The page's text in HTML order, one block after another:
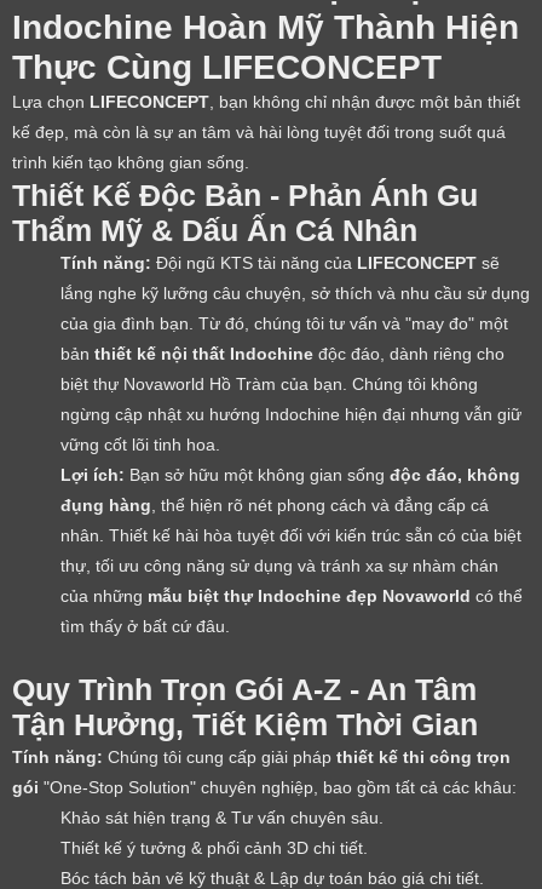
Indochine Hoàn Mỹ Thành Hiện
Thực Cùng LIFECONCEPT
Lựa chọn LIFECONCEPT , bạn không chỉ nhận được một bản thiết
kế đẹp, mà còn là sự an tâm và hài lòng tuyệt đối trong suốt quá
trình kiến tạo không gian sống.
Thiết Kế Độc Bản - Phản Ánh Gu
Thẩm Mỹ & Dấu Ấn Cá Nhân
Tính năng: Đội ngũ KTS tài năng của LIFECONCEPT sẽ
lắng nghe kỹ lưỡng câu chuyện, sở thích và nhu cầu sử dụng
của gia đình bạn. Từ đó, chúng tôi tư vấn và "may đo" một
bản thiết kế nội thất Indochine độc đáo, dành riêng cho
biệt thự Novaworld Hồ Tràm của bạn. Chúng tôi không
ngừng cập nhật xu hướng Indochine hiện đại nhưng vẫn giữ
vững cốt lõi tinh hoa.
Lợi ích: Bạn sở hữu một không gian sống độc đáo, không
đụng hàng , thể hiện rõ nét phong cách và đẳng cấp cá
nhân. Thiết kế hài hòa tuyệt đối với kiến trúc sẵn có của biệt
thự, tối ưu công năng sử dụng và tránh xa sự nhàm chán
của những mẫu biệt thự Indochine đẹp Novaworld có thể
tìm thấy ở bất cứ đâu.
Quy Trình Trọn Gói A-Z - An Tâm
Tận Hưởng, Tiết Kiệm Thời Gian
Tính năng: Chúng tôi cung cấp giải pháp thiết kế thi công trọn
gói "One-Stop Solution" chuyên nghiệp, bao gồm tất cả các khâu:
Khảo sát hiện trạng & Tư vấn chuyên sâu.
Thiết kế ý tưởng & phối cảnh 3D chi tiết.
Bóc tách bản vẽ kỹ thuật & Lập dự toán báo giá chi tiết.